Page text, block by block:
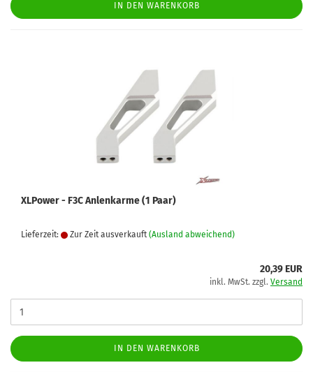
IN DEN WARENKORB
XLPower - F3C Anlenkarme (1 Paar)
Lieferzeit: Zur Zeit ausverkauft (Ausland abweichend)
20,39 EUR
inkl. MwSt. zzgl. Versand
IN DEN WARENKORB